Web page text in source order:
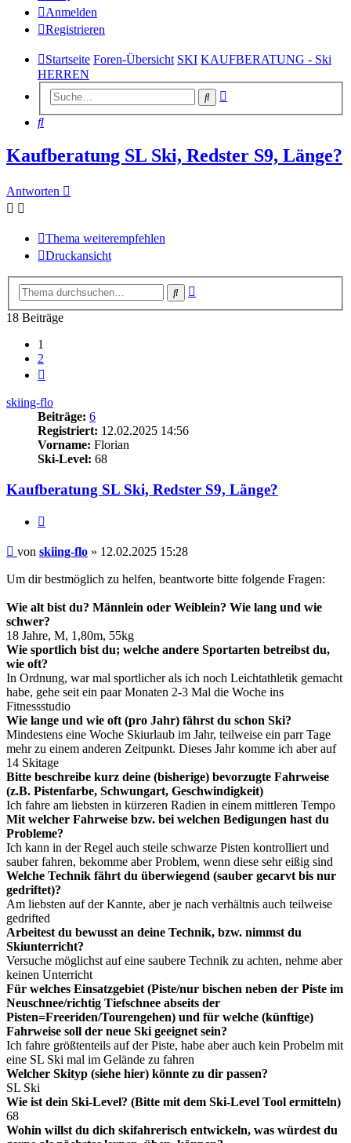
Anmelden
Registrieren
Startseite Foren-Übersicht SKI KAUFBERATUNG - Ski
HERREN
Suche
Suche
Kaufberatung SL Ski, Redster S9, Länge?
Antworten
Thema weiterempfehlen
Druckansicht
Suche
18 Beiträge
1
2
skiing-flo
Beiträge: 6
Registriert: 12.02.2025 14:56
Vorname: Florian
Ski-Level: 68
Kaufberatung SL Ski, Redster S9, Länge?
Beitrag
von skiing-flo » 12.02.2025 15:28
Um dir bestmöglich zu helfen, beantworte bitte folgende Fragen:
Wie alt bist du? Männlein oder Weiblein? Wie lang und wie
schwer?
18 Jahre, M, 1,80m, 55kg
Wie sportlich bist du; welche andere Sportarten betreibst du,
wie oft?
In Ordnung, war mal sportlicher als ich noch Leichtathletik gemacht
habe, gehe seit ein paar Monaten 2-3 Mal die Woche ins
Fitnessstudio
Wie lange und wie oft (pro Jahr) fährst du schon Ski?
Mindestens eine Woche Skiurlaub im Jahr, teilweise ein parr Tage
mehr zu einem anderen Zeitpunkt. Dieses Jahr komme ich aber auf
14 Skitage
Bitte beschreibe kurz deine (bisherige) bevorzugte Fahrweise
(z.B. Pistenfarbe, Schwungart, Geschwindigkeit)
Ich fahre am liebsten in kürzeren Radien in einem mittleren Tempo
Mit welcher Fahrweise bzw. bei welchen Bedigungen hast du
Probleme?
Ich kann in der Regel auch steile schwarze Pisten kontrolliert und
sauber fahren, bekomme aber Problem, wenn diese sehr eißig sind
Welche Technik fährt du überwiegend (sauber gecarvt bis nur
gedriftet)?
Am liebsten auf der Kannte, aber je nach verhältnis auch teilweise
gedrifted
Arbeitest du bewusst an deine Technik, bzw. nimmst du
Skiunterricht?
Versuche möglichst auf eine saubere Technik zu achten, nehme aber
keinen Unterricht
Für welches Einsatzgebiet (Piste/nur bischen neben der Piste im
Neuschnee/richtig Tiefschnee abseits der
Pisten=Freeriden/Tourengehen) und für welche (künftige)
Fahrweise soll der neue Ski geeignet sein?
Ich fahre größtenteils auf der Piste, habe aber auch kein Probelm mit
eine SL Ski mal im Gelände zu fahren
Welcher Skityp (siehe hier) könnte zu dir passen?
SL Ski
Wie ist dein Ski-Level? (Bitte mit dem Ski-Level Tool ermitteln)
68
Wohin willst du dich skifahrerisch entwickeln, was würdest du